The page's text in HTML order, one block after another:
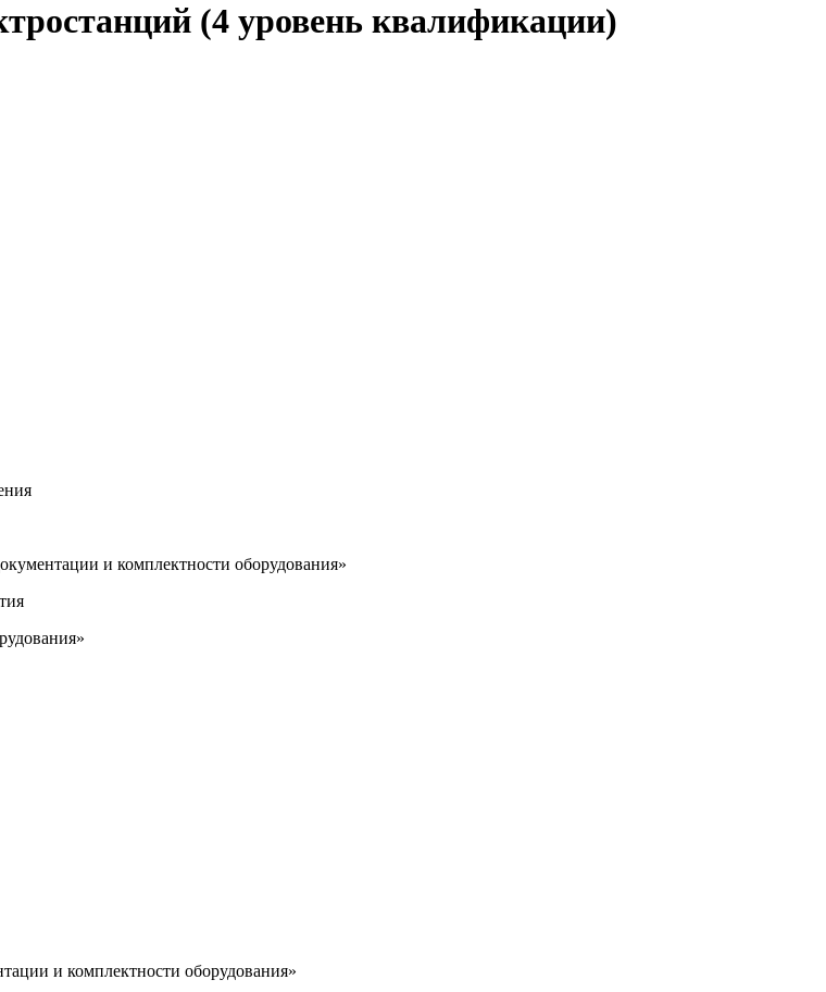
(4 уровень квалификации)
и комплектности оборудования»
и комплектности оборудования»